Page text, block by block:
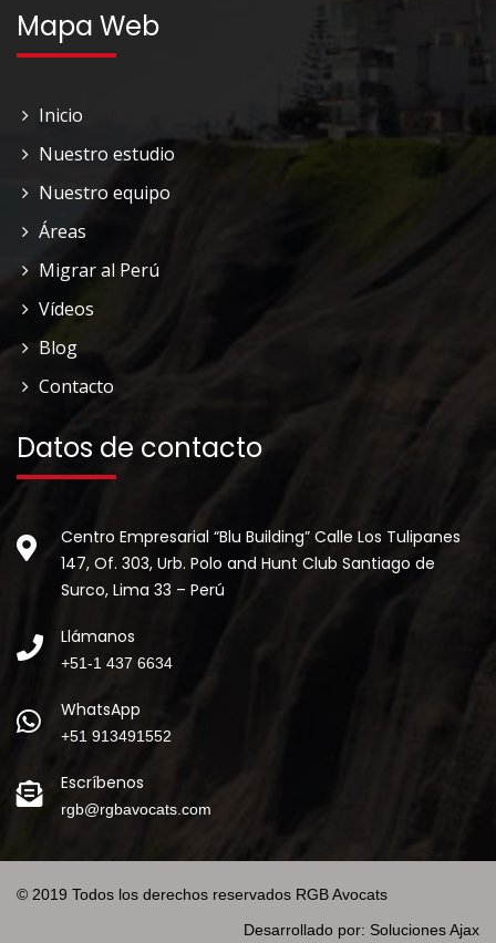
Mapa Web
Inicio
Nuestro estudio
Nuestro equipo
Áreas
Migrar al Perú
Vídeos
Blog
Contacto
Datos de contacto
Centro Empresarial “Blu Building” Calle Los Tulipanes
147, Of. 303, Urb. Polo and Hunt Club Santiago de
Surco, Lima 33 – Perú
Llámanos
+51-1 437 6634
WhatsApp
+51 913491552
Escríbenos
rgb@rgbavocats.com
© 2019 Todos los derechos reservados RGB Avocats
Desarrollado por: Soluciones Ajax